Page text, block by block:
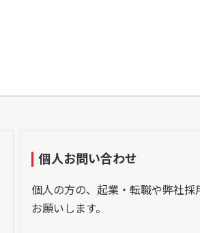
個人お問い合わせ
個人の方の、起業・転職や弊社
お願いします。